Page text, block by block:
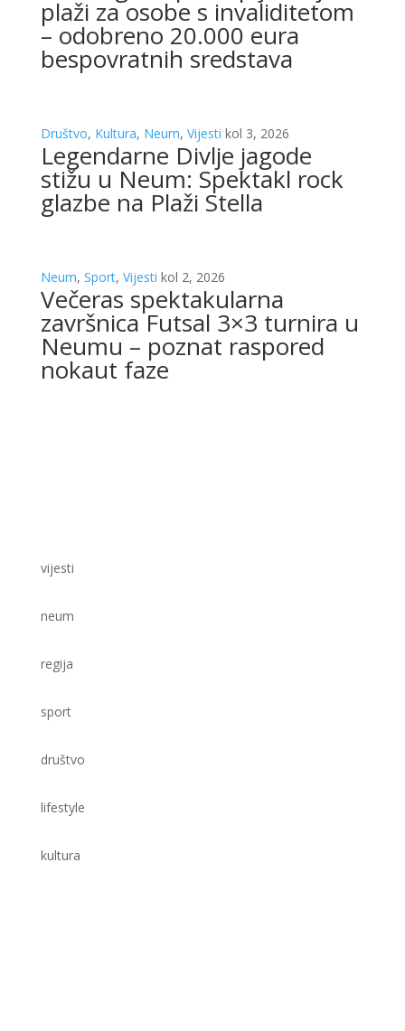
plaži za osobe s invaliditetom
– odobreno 20.000 eura
bespovratnih sredstava
Društvo, Kultura, Neum, Vijesti kol 3, 2026
Legendarne Divlje jagode
stižu u Neum: Spektakl rock
glazbe na Plaži Stella
Neum, Sport, Vijesti kol 2, 2026
Večeras spektakularna
završnica Futsal 3×3 turnira u
Neumu – poznat raspored
nokaut faze
vijesti
neum
regija
sport
društvo
lifestyle
kultura